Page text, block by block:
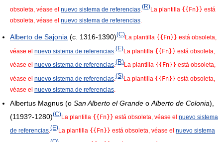
obsoleta, véase el nuevo sistema de referencias.(R)La plantilla {{Fn}} está
obsoleta, véase el nuevo sistema de referencias.
Alberto de Sajonia (c. 1316-1390)(C)La plantilla {{Fn}} está obsoleta,
véase el nuevo sistema de referencias (E)La plantilla {{Fn}} está obsoleta,
véase el nuevo sistema de referencias.(R)La plantilla {{Fn}} está obsoleta,
véase el nuevo sistema de referencias (S)La plantilla {{Fn}} está obsoleta,
véase el nuevo sistema de referencias
Albertus Magnus (o San Alberto el Grande o Alberto de Colonia),
(1193?-1280)(C)La plantilla {{Fn}} está obsoleta, véase el nuevo sistema
de referencias.(E)La plantilla {{Fn}} está obsoleta, véase el nuevo sistema